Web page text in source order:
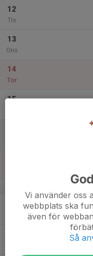
12
Tis
13
Ons
14
Tor
15
Vi använder oss
webbplats ska
även för
Så